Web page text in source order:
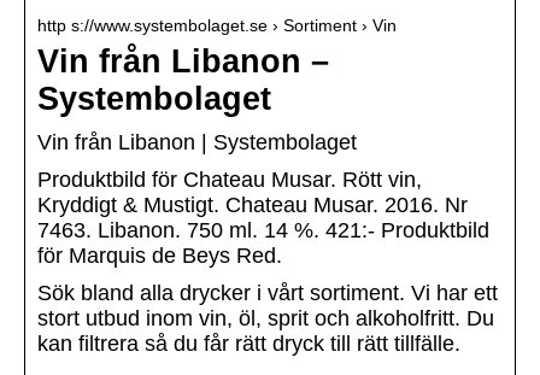
http s://www.systembolaget.se › Sortiment › Vin
Vin från Libanon –
Systembolaget
Vin från Libanon | Systembolaget
Produktbild för Chateau Musar. Rött vin,
Kryddigt & Mustigt. Chateau Musar. 2016. Nr
7463. Libanon. 750 ml. 14 %. 421:- Produktbild
för Marquis de Beys Red.
Sök bland alla drycker i vårt sortiment. Vi har ett
stort utbud inom vin, öl, sprit och alkoholfritt. Du
kan filtrera så du får rätt dryck till rätt tillfälle.